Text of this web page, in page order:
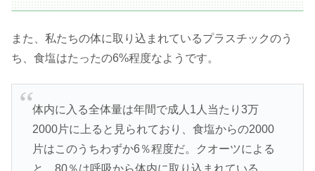
また、私たちの体に取り込まれているプラスチックのう
ち、食塩はたったの6%程度なようです。
体内に入る全体量は年間で成人1人当たり3万
2000片に上ると見られており、食塩からの2000
片はこのうちわずか6％程度だ。クオーツによる